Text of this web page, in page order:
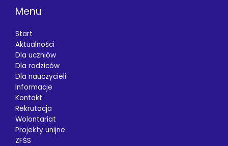
Menu
Start
Aktualności
Dla uczniów
Dla rodziców
Dla nauczycieli
Informacje
Kontakt
Rekrutacja
Wolontariat
Projekty unijne
ZFŚS